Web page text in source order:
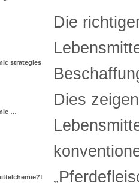
strategies
…
Die
Dies